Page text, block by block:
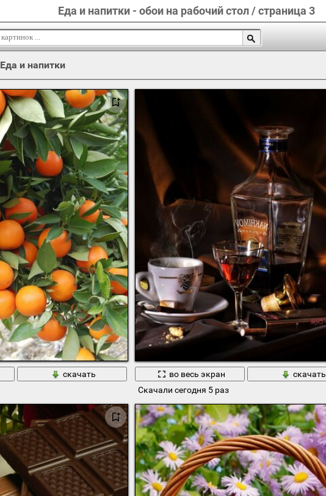
Еда и напитки - обои на рабочий стол / страница 3
Еда и напитки
скачать
во весь экран
скачать
Скачали сегодня 5 раз